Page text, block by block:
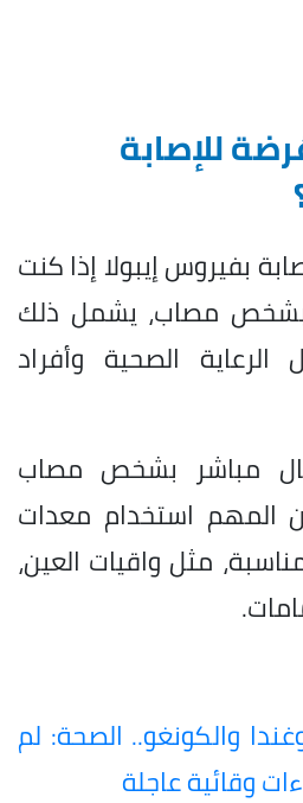
للإصابة
بفيروس إيبولا إذا كنت
مصاب، يشمل ذلك
الصحية وأفراد
مباشر بشخص مصاب
المهم استخدام معدات
مثل واقيات العين،
والكونغو.. الصحة: لم